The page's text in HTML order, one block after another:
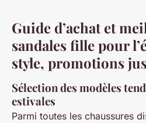
Guide d’achat et
sandales fille pour
style, promotions
Sélection des modèles
estivales
Parmi toutes les chaussures